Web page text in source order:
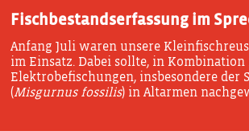
Fischbestandserfassung im
Anfang Juli waren unsere
im Einsatz. Dabei sollte, in
Elektrobefischungen, insbesondere der
(Misgurnus fossilis) in Altarmen